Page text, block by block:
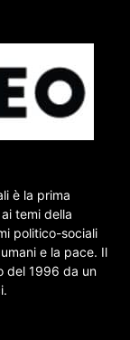
è la prima
temi della
politico-sociali
e la pace. Il
del 1996 da un